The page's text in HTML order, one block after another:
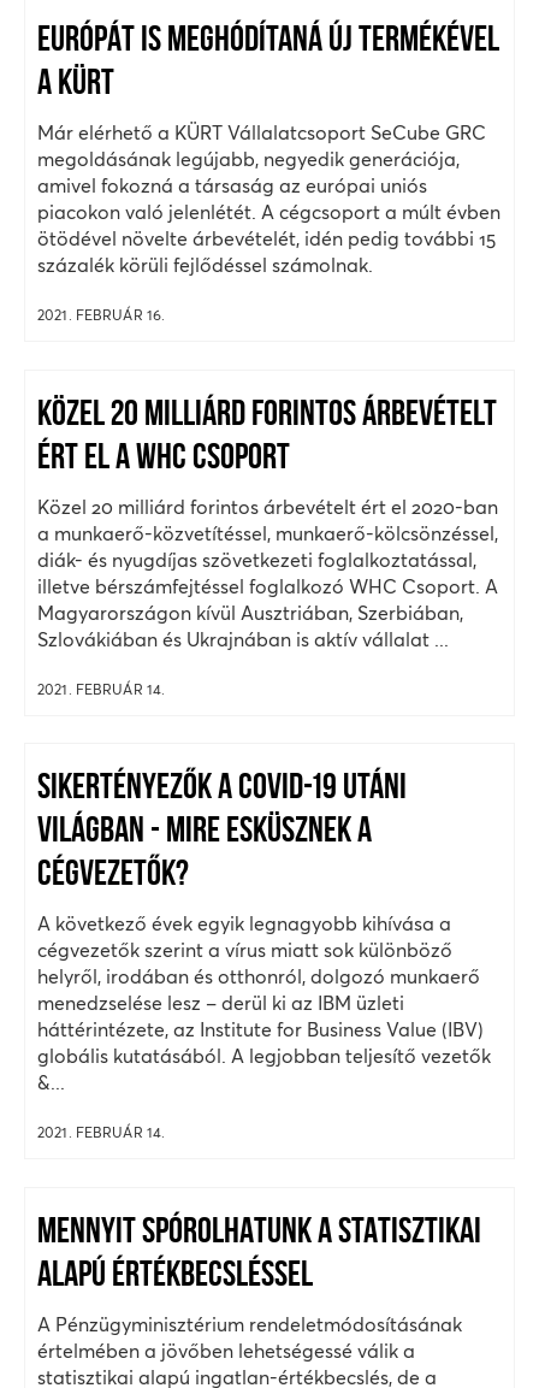
EURÓPÁT IS MEGHÓDÍTANÁ ÚJ TERMÉKÉVEL
A KÜRT
Már elérhető a KÜRT Vállalatcsoport SeCube GRC
megoldásának legújabb, negyedik generációja,
amivel fokozná a társaság az európai uniós
piacokon való jelenlétét. A cégcsoport a múlt évben
ötödével növelte árbevételét, idén pedig további 15
százalék körüli fejlődéssel számolnak.
2021. FEBRUÁR 16.
KÖZEL 20 MILLIÁRD FORINTOS ÁRBEVÉTELT
ÉRT EL A WHC CSOPORT
Közel 20 milliárd forintos árbevételt ért el 2020-ban
a munkaerő-közvetítéssel, munkaerő-kölcsönzéssel,
diák- és nyugdíjas szövetkezeti foglalkoztatással,
illetve bérszámfejtéssel foglalkozó WHC Csoport. A
Magyarországon kívül Ausztriában, Szerbiában,
Szlovákiában és Ukrajnában is aktív vállalat ...
2021. FEBRUÁR 14.
SIKERTÉNYEZŐK A COVID-19 UTÁNI
VILÁGBAN - MIRE ESKÜSZNEK A
CÉGVEZETŐK?
A következő évek egyik legnagyobb kihívása a
cégvezetők szerint a vírus miatt sok különböző
helyről, irodában és otthonról, dolgozó munkaerő
menedzselése lesz – derül ki az IBM üzleti
háttérintézete, az Institute for Business Value (IBV)
globális kutatásából. A legjobban teljesítő vezetők
&...
2021. FEBRUÁR 14.
MENNYIT SPÓROLHATUNK A STATISZTIKAI
ALAPÚ ÉRTÉKBECSLÉSSEL
A Pénzügyminisztérium rendeletmódosításának
értelmében a jövőben lehetségessé válik a
statisztikai alapú ingatlan-értékbecslés, de a